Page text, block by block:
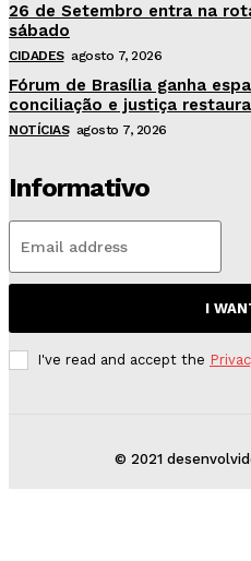
26 de Setembro entra na
sábado
CIDADES agosto 7, 2026
Fórum de Brasília ganha
conciliação e justiça
NOTÍCIAS agosto 7, 2026
Informativo
I
I've read and accept the
© 2021